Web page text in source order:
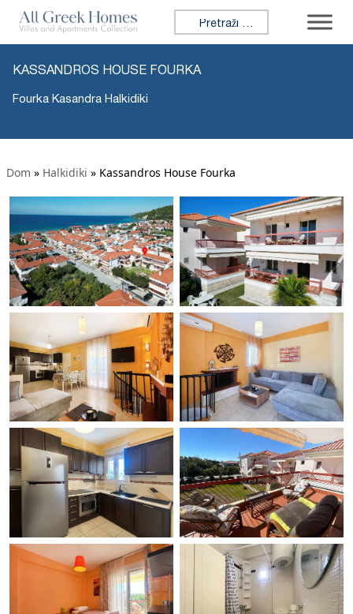
Tražiti:
KASSANDROS HOUSE FOURKA
Fourka Kasandra Halkidiki
Dom » Halkidiki » Kassandros House Fourka